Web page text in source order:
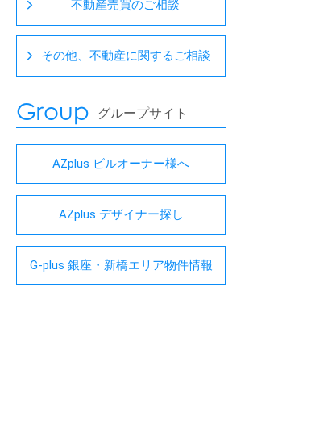
不動産売買のご相談
その他、不動産に関するご相談
Group グループサイト
AZplus ビルオーナー様へ
AZplus デザイナー探し
G-plus 銀座・新橋エリア物件情報